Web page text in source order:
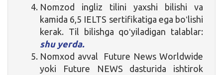
Nomzod ingliz tilini yaxshi bilishi va
kamida 6,5 IELTS sertifikatiga ega boʻlishi
kerak. Til bilishga qoʻyiladigan talablar:
shu yerda.
Nomxod avval Future News Worldwide
yoki Future NEWS dasturida ishtirok